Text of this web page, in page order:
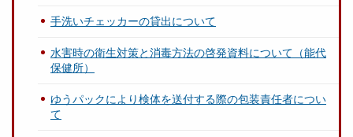
手洗いチェッカーの貸出について
水害時の衛生対策と消毒方法の啓発資料について（能代
保健所）
ゆうパックにより検体を送付する際の包装責任者につい
て